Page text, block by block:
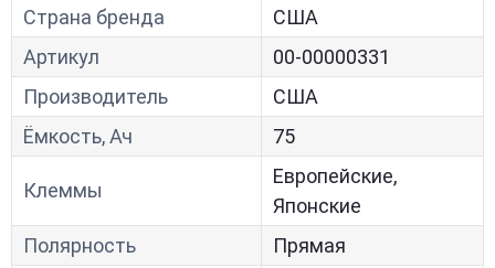
Страна бренда
США
Артикул
00-00000331
Производитель
США
Ёмкость, Ач
75
Клеммы
Европейские,
Японские
Полярность
Прямая